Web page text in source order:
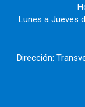
Lunes a Jueves
Dirección: